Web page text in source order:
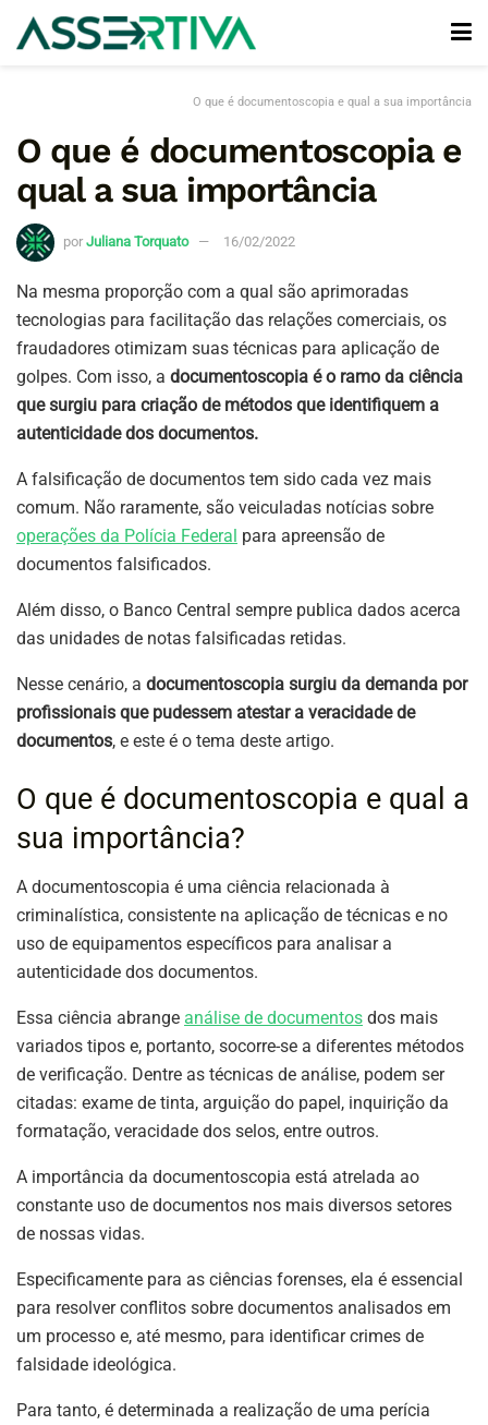
O que é documentoscopia e qual a sua importância
O que é documentoscopia e
qual a sua importância
por Juliana Torquato 16/02/2022
Na mesma proporção com a qual são aprimoradas
tecnologias para facilitação das relações comerciais, os
fraudadores otimizam suas técnicas para aplicação de
golpes. Com isso, a documentoscopia é o ramo da ciência
que surgiu para criação de métodos que identifiquem a
autenticidade dos documentos.
A falsificação de documentos tem sido cada vez mais
comum. Não raramente, são veiculadas notícias sobre
operações da Polícia Federal para apreensão de
documentos falsificados.
Além disso, o Banco Central sempre publica dados acerca
das unidades de notas falsificadas retidas.
Nesse cenário, a documentoscopia surgiu da demanda por
profissionais que pudessem atestar a veracidade de
documentos, e este é o tema deste artigo.
O que é documentoscopia e qual a
sua importância?
A documentoscopia é uma ciência relacionada à
criminalística, consistente na aplicação de técnicas e no
uso de equipamentos específicos para analisar a
autenticidade dos documentos.
Essa ciência abrange análise de documentos dos mais
variados tipos e, portanto, socorre-se a diferentes métodos
de verificação. Dentre as técnicas de análise, podem ser
citadas: exame de tinta, arguição do papel, inquirição da
formatação, veracidade dos selos, entre outros.
A importância da documentoscopia está atrelada ao
constante uso de documentos nos mais diversos setores
de nossas vidas.
Especificamente para as ciências forenses, ela é essencial
para resolver conflitos sobre documentos analisados em
um processo e, até mesmo, para identificar crimes de
falsidade ideológica.
Para tanto, é determinada a realização de uma perícia